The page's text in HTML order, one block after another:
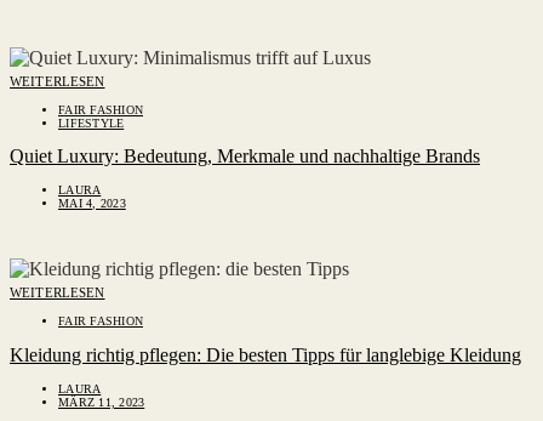
WEITERLESEN
FAIR FASHION
LIFESTYLE
Quiet Luxury: Bedeutung, Merkmale und nachhaltige Brands
LAURA
MAI 4, 2023
WEITERLESEN
FAIR FASHION
Kleidung richtig pflegen: Die besten Tipps für langlebige Kleidung
LAURA
MÄRZ 11, 2023